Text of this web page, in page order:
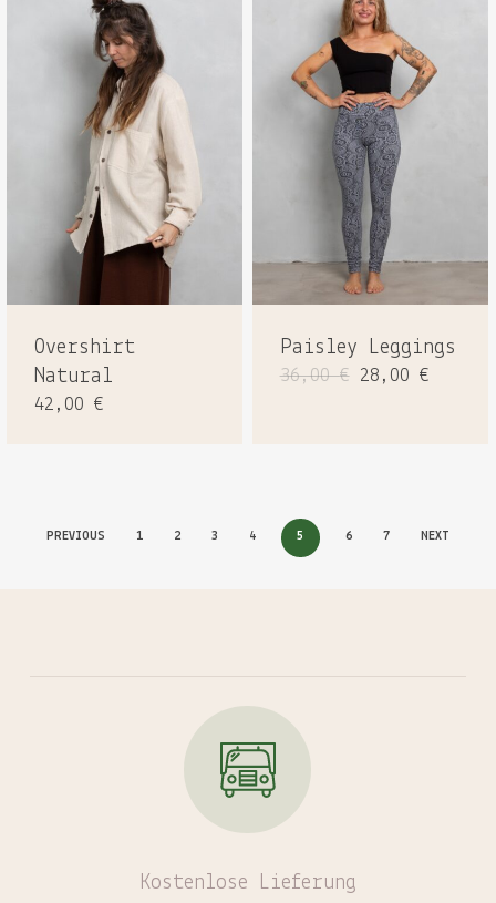
Overshirt
Natural
42,00 €
Paisley Leggings
36,00€ Ursprünglicher
28,00 €
PREVIOUS 1 2 3 4 5 6 7 NEXT
Kostenlose Lieferung